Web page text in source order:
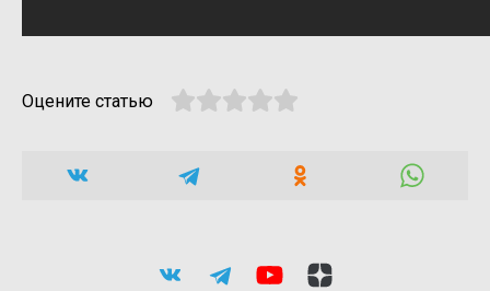
Оцените статью